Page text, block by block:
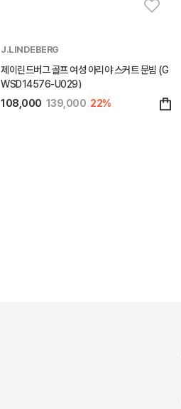
J.LINDEBERG
제이린드버그 골프 여성 아리야 스커트 문빔 (G
WSD14576-U029)
108,000 139,000 22%